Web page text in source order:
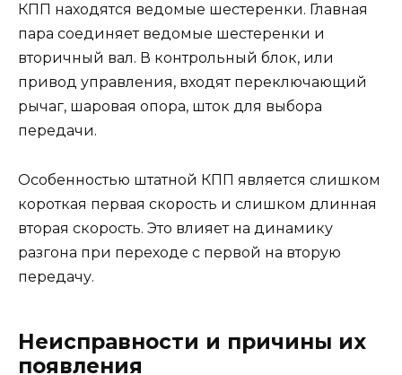
КПП находятся ведомые шестеренки. Главная
пара соединяет ведомые шестеренки и
вторичный вал. В контрольный блок, или
привод управления, входят переключающий
рычаг, шаровая опора, шток для выбора
передачи.
Особенностью штатной КПП является слишком
короткая первая скорость и слишком длинная
вторая скорость. Это влияет на динамику
разгона при переходе с первой на вторую
передачу.
Неисправности и причины их
появления